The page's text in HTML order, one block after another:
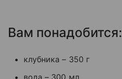
Вам понадобится:
клубника – 350 г
вода – 300 мл